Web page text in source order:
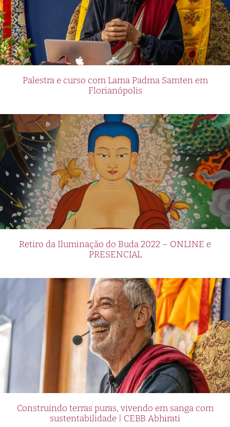
Palestra e curso com Lama Padma Samten em
Florianópolis
Retiro da Iluminação do Buda 2022 – ONLINE e
PRESENCIAL
Construindo terras puras, vivendo em sanga com
sustentabilidade | CEBB Abhirati